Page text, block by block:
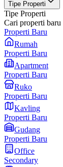
Tipe Properti
Tipe Properti
Cari properti
Properti Baru
Rumah
Properti Baru
Apartment
Properti Baru
Ruko
Properti Baru
Kavling
Properti Baru
Gudang
Properti Baru
Office
Secondary